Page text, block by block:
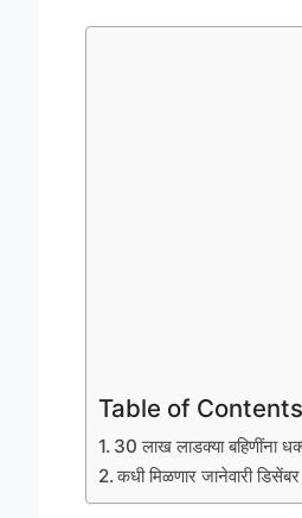
Table of Contents
30 लाख लाडक्या
कधी मिळणार जानेवारी